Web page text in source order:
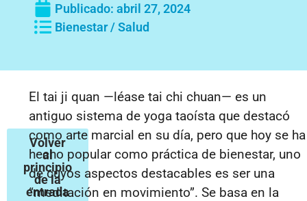
Publicado: abril 27, 2024
Bienestar / Salud
Volver
al
principio
de la
entrada
El tai ji quan —léase tai chi chuan— es un
antiguo sistema de yoga taoísta que destacó
como arte marcial en su día, pero que hoy se ha
hecho popular como práctica de bienestar, uno
de cuyos aspectos destacables es ser una
“meditación en movimiento”. Se basa en la